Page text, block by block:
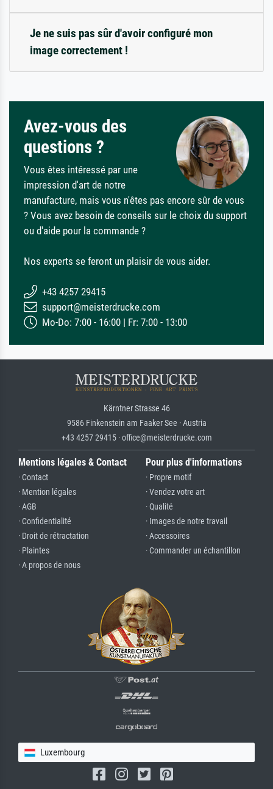
Je ne suis pas sûr d'avoir configuré mon
image correctement !
Avez-vous des
questions ?
Vous êtes intéressé par une
impression d'art de notre
manufacture, mais vous n'êtes pas encore sûr de vous
? Vous avez besoin de conseils sur le choix du support
ou d'aide pour la commande ?
Nos experts se feront un plaisir de vous aider.
+43 4257 29415
support@meisterdrucke.com
Mo-Do: 7:00 - 16:00 | Fr: 7:00 - 13:00
Kärntner Strasse 46
9586 Finkenstein am Faaker See · Austria
+43 4257 29415 · office@meisterdrucke.com
Mentions légales & Contact
· Contact
· Mention légales
· AGB
· Confidentialité
· Droit de rétractation
· Plaintes
· A propos de nous
Pour plus d'informations
· Propre motif
· Vendez votre art
· Qualité
· Images de notre travail
· Accessoires
· Commander un échantillon
Luxembourg